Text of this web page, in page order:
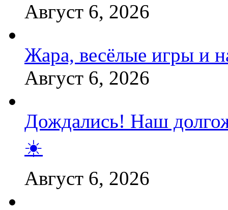
Август 6, 2026
Жара, весёлые игры и
Август 6, 2026
Дождались! Наш
☀️
Август 6, 2026